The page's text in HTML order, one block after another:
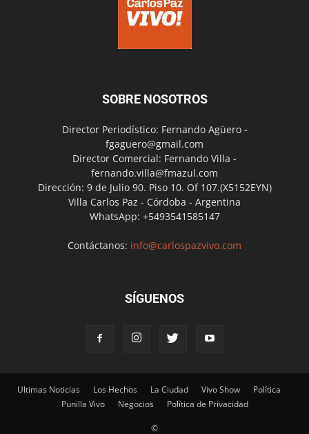
SOBRE NOSOTROS
Director Periodístico: Fernando Agüero -
fgaguero@gmail.com
Director Comercial: Fernando Villa -
fernando.villa@fmazul.com
Dirección: 9 de Julio 90. Piso 10. Of 107.(X5152EYN)
Villa Carlos Paz - Córdoba - Argentina
WhatsApp: +5493541585147
Contáctanos: info@carlospazvivo.com
SÍGUENOS
Ultimas Noticias Los Hechos La Ciudad Vivo Show
Política
Punilla Vivo
Negocios Política de Privacidad
©